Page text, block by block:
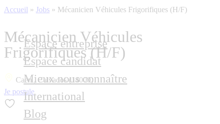
Espace entreprise
Espace candidat
Mieux nous connaître
International
Blog
Accueil » Jobs » Mécanicien Véhicules Frigorifiques (H/F)
Mécanicien Véhicules
Frigorifiques (H/F)
Caen , Calvados (14000)
Je postule